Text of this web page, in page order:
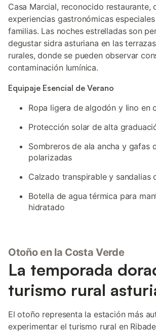
Casa Marcial, reconocido restaurante,
experiencias gastronómicas
familias. Las noches estrelladas son
degustar sidra asturiana en las
rurales, donde se pueden observar
contaminación lumínica.
Equipaje Esencial de Verano
Ropa ligera de algodón y lino en
Protección solar de alta
Sombreros de ala ancha y gafas
polarizadas
Calzado transpirable y sandalias
Botella de agua térmica para
hidratado
Otoño en la Costa Verde
La temporada
turismo rural
El otoño representa la estación más
experimentar el turismo rural en